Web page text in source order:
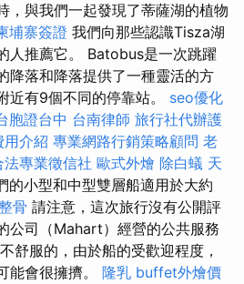
，與我們一起發現了蒂薩湖的植物
埔寨簽證 我們向那些認識Tisza湖
人推薦它。 Batobus是一次跳躍
降落和降落提供了一種靈活的方
近有9個不同的停靠站。 seo優化
胞證台中 台南律師 旅行社代辦護
用介紹 專業網路行銷策略顧問 老
法專業徵信社 歐式外燴 除白蟻 天
的小型和中型雙層船適用於大約
骨 請注意，這次旅行沒有公開評
公司（Mahart）經營的公共服務
舒服的，由於船的受歡迎程度，
能會很擁擠。 隆乳 buffet外燴價